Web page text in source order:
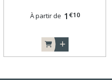
À partir de 1 €10